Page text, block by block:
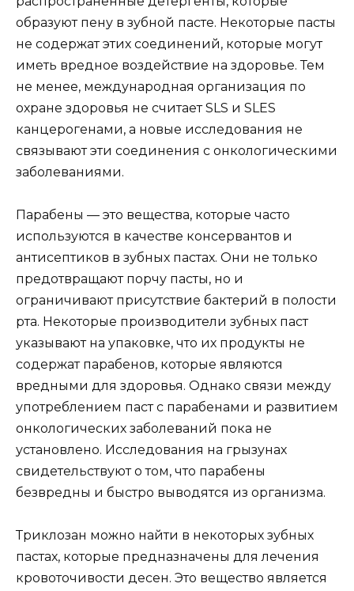
образуют пену в зубной пасте. Некоторые пасты
не содержат этих соединений, которые могут
иметь вредное воздействие на здоровье. Тем
не менее, международная организация по
охране здоровья не считает SLS и SLES
канцерогенами, а новые исследования не
связывают эти соединения с онкологическими
заболеваниями.
Парабены — это вещества, которые часто
используются в качестве консервантов и
антисептиков в зубных пастах. Они не только
предотвращают порчу пасты, но и
ограничивают присутствие бактерий в полости
рта. Некоторые производители зубных паст
указывают на упаковке, что их продукты не
содержат парабенов, которые являются
вредными для здоровья. Однако связи между
употреблением паст с парабенами и развитием
онкологических заболеваний пока не
установлено. Исследования на грызунах
свидетельствуют о том, что парабены
безвредны и быстро выводятся из организма.
Триклозан можно найти в некоторых зубных
пастах, которые предназначены для лечения
кровоточивости десен. Это вещество является